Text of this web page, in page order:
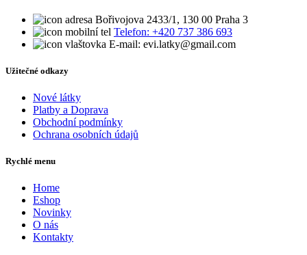
Bořivojova 2433/1, 130 00 Praha 3
Telefon: +420 737 386 693
E-mail: evi.latky@gmail.com
Užitečné odkazy
Nové látky
Platby a Doprava
Obchodní podmínky
Ochrana osobních údajů
Rychlé menu
Home
Eshop
Novinky
O nás
Kontakty